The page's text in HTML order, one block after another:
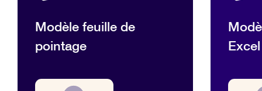
Modèle feuille de
pointage
Excel